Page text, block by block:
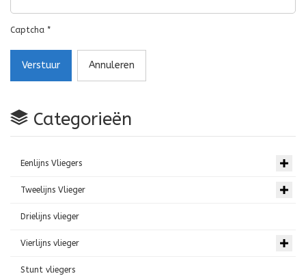
Captcha *
Verstuur Annuleren
Categorieën
Eenlijns Vliegers
Tweelijns Vlieger
Drielijns vlieger
Vierlijns vlieger
Stunt vliegers